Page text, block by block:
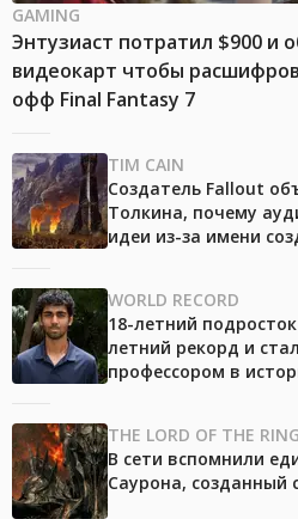
GAMING
Энтузиаст потратил $900 и
видеокарт чтобы
офф Final Fantasy 7
TIM CAIN
Создатель Fallout
Толкина, почему
идеи из-за имени
WORLD RECORD
18-летний
летний рекорд и
профессором в
THE LORD OF THE
В сети вспомнили
Саурона, созданный